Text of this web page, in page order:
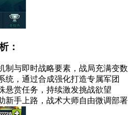
：
制与即时战略要素，战局充满变数
统，通过合成强化打造专属军团
悬赏任务，持续激发挑战欲望
新手上路，战术大师自由微调部署